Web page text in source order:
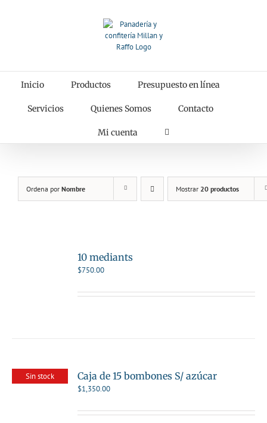
Inicio Productos Presupuesto en línea
Servicios Quienes Somos Contacto
Mi cuenta
Ordena por Nombre Mostrar 20 productos
10 mediants
$750.00
Sin stock Caja de 15 bombones S/ azúcar
$1,350.00